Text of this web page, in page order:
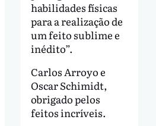
habilidades físicas
para a realização de
um feito sublime e
inédito”.
Carlos Arroyo e
Oscar Schimidt,
obrigado pelos
feitos incríveis.